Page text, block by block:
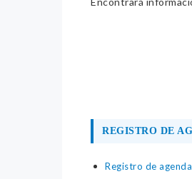
REGISTRO DE
Registro de